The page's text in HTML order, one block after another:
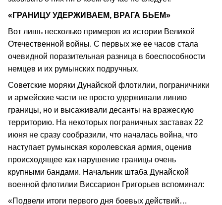
«ГРАНИЦУ УДЕРЖИВАЕМ, ВРАГА БЬЕМ»
Вот лишь несколько примеров из истории Великой
Отечественной войны. С первых же ее часов стала
очевидной поразительная разница в боеспособности
немцев и их румынских подручных.
Советские моряки Дунайской флотилии, пограничники
и армейские части не просто удерживали линию
границы, но и высаживали десанты на вражескую
территорию. На некоторых пограничных заставах 22
июня не сразу сообразили, что началась война, что
наступает румынская королевская армия, оценив
происходящее как нарушение границы очень
крупными бандами. Начальник штаба Дунайской
военной флотилии Виссарион Григорьев вспоминал:
«Подвели итоги первого дня боевых действий…